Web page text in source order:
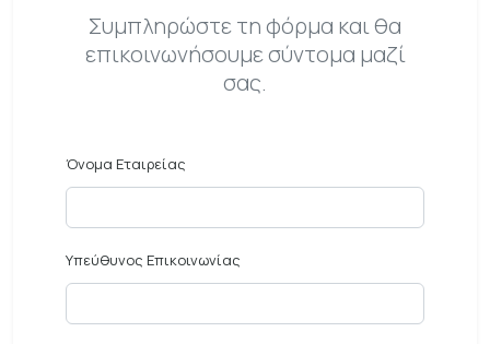
Συμπληρώστε τη φόρμα και θα
επικοινωνήσουμε σύντομα μαζί
σας.
Όνομα Εταιρείας
Υπεύθυνος Επικοινωνίας